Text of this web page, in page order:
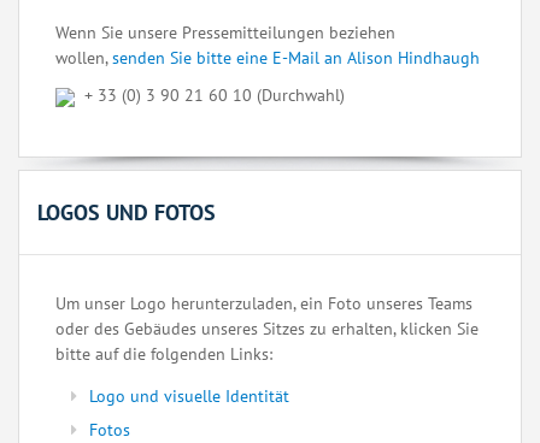
Wenn Sie unsere Pressemitteilungen beziehen
wollen,senden Sie bitte eine E-Mail an Alison Hindhaugh
+ 33 (0) 3 90 21 60 10 (Durchwahl)
LOGOS UND FOTOS
Um unser Logo herunterzuladen, ein Foto unseres Teams
oder des Gebäudes unseres Sitzes zu erhalten, klicken Sie
bitte auf die folgenden Links:
Logo und visuelle Identität
Fotos